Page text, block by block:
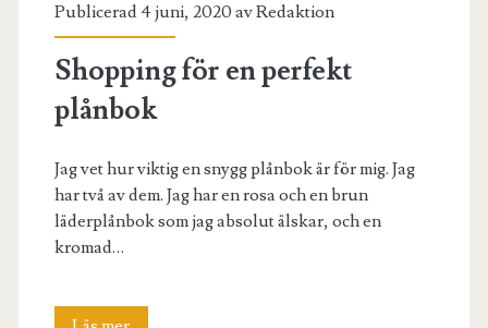
Publicerad 4 juni, 2020 avRedaktion
Shopping för en perfekt
plånbok
Jag vet hur viktig en snygg plånbok är för mig. Jag
har två av dem. Jag har en rosa och en brun
läderplånbok som jag absolut älskar, och en
kromad…